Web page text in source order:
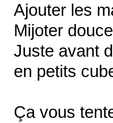
Ajouter les
Mijoter
Juste avant
en petits
Ça vous